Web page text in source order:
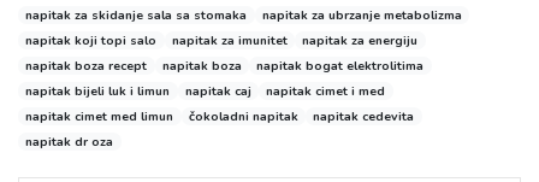
napitak za skidanje sala sa stomaka
napitak za ubrzanje metabolizma
napitak koji topi salo
napitak za imunitet
napitak za energiju
napitak boza recept
napitak boza
napitak bogat elektrolitima
napitak bijeli luk i limun
napitak caj
napitak cimet i med
napitak cimet med limun
čokoladni napitak
napitak cedevita
napitak dr oza